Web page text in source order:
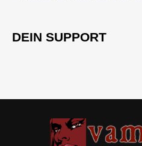
DEIN SUPPORT